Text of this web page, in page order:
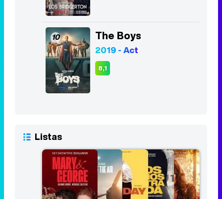
10 The Boys
2019 - Act
8,1
Listas